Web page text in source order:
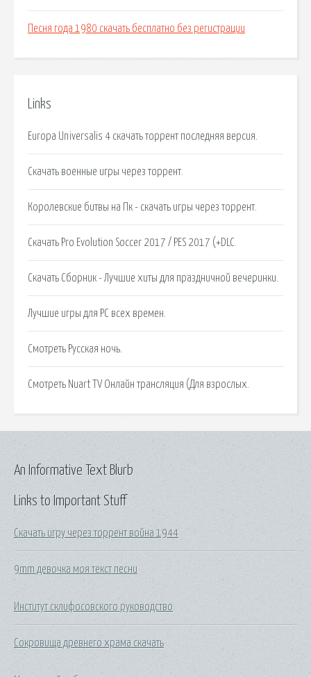
Песня года 1980 скачать бесплатно без регистрации
Links
Europa Universalis 4 скачать торрент последняя версия.
Скачать военные игры через торрент.
Королевские битвы на Пк - скачать игры через торрент.
Скачать Pro Evolution Soccer 2017 / PES 2017 (+DLC.
Скачать Сборник - Лучшие хиты для праздничной вечеринки.
Лучшие игры для PC всех времен.
Смотреть Русская ночь.
Смотреть Nuart TV Онлайн трансляция (Для взрослых.
Links to Important Stuff
Скачать игру через торрент война 1944
9mm девочка моя текст песни
Институт склифосовского руководство
Сокровища древнего храма скачать
An Informative Text Blurb